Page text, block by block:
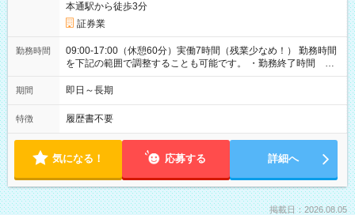
本通駅から徒歩3分
証券業
勤務時間
09:00-17:00（休憩60分）実働7時間（残業少なめ！） 勤務時間
を下記の範囲で調整することも可能です。 ・勤務終了時間
15:30～17:00 ・実働 05:30～07:00
期間 即日～長期
特徴 履歴書不要
気になる！ 応募する 詳細へ
掲載日：2026.08.05